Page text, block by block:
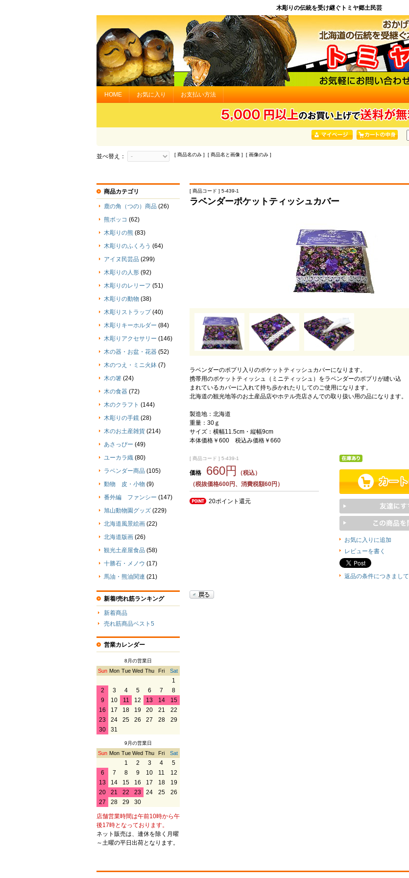
木彫りの伝統を受け継ぐトミヤ郷土民芸
HOME お気に入り お支払い方法
並べ替え： [ 商品名のみ ] [ 商品名と画像 ] [ 画像のみ ]
[ 商品コード ] 5-439-1
ラベンダーポケットティッシュカバー
ラベンダーのポプリ入りのポケットティッシュカバーになります。
携帯用のポケットティッシュ（ミニティッシュ）をラベンダーのポプリが縫い込
まれているカバーに入れて持ち歩かれたりしてのご使用になります。
北海道の観光地等のお土産品店やホテル売店さんでの取り扱い用の品になります。
製造地：北海道
重量：30ｇ
サイズ：横幅11.5cm・縦幅9cm
本体価格￥600 税込み価格￥660
[ 商品コード ] 5-439-1
価格 660円
（税込）
（税抜価格600円、消費税額60円）
20ポイント還元
お気に入りに追加
レビューを書く
返品の条件につきまして
商品カテゴリ
鹿の角（つの）商品 (26)
熊ボッコ (62)
木彫りの熊 (83)
木彫りのふくろう (64)
アイヌ民芸品 (299)
木彫りの人形 (92)
木彫りのレリーフ (51)
木彫りの動物 (38)
木彫りストラップ (40)
木彫りキーホルダー (84)
木彫りアクセサリー (146)
木の器・お盆・花器 (52)
木のつえ・ミニ火鉢 (7)
木の箸 (24)
木の食器 (72)
木のクラフト (144)
木彫りの手鏡 (28)
木のお土産雑貨 (214)
あさっぴー (49)
ユーカラ織 (80)
ラベンダー商品 (105)
動物 皮・小物 (9)
番外編 ファンシー (147)
旭山動物園グッズ (229)
北海道風景絵画 (22)
北海道版画 (26)
観光土産屋食品 (58)
十勝石・メノウ (17)
馬油・熊油関連 (21)
新着/売れ筋ランキング
新着商品
売れ筋商品ベスト5
営業カレンダー
8月の営業日
Sun Mon Tue Wed Thu Fri Sat
1
2
3 4 5 6 7
8
9
10 11 12 13 14
15
16
17 18 19 20 21
22
23
24 25 26 27 28
29
30
31
9月の営業日
Sun Mon Tue Wed Thu Fri Sat
1 2 3 4
5
6
7 8 9 10 11
12
13
14 15 16 17 18
19
20
21 22 23 24 25
26
27
28 29 30
店舗営業時間は午前10時から午
後17時となっております。
ネット販売は、連休を除く月曜
～土曜の平日出荷となります。